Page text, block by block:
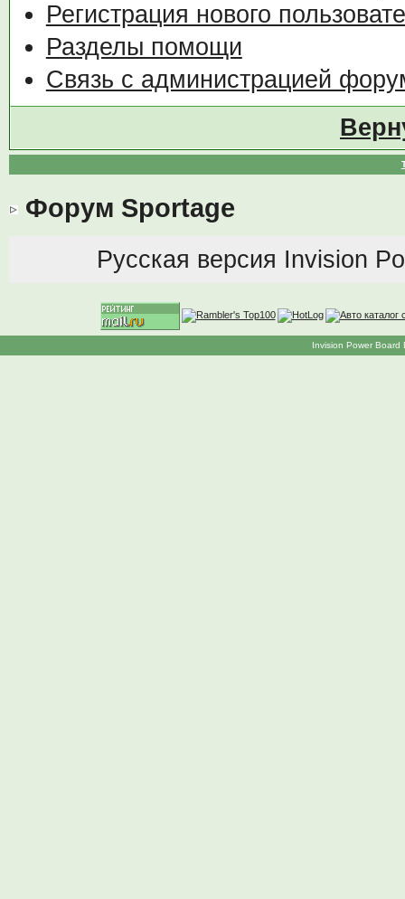
Регистрация нового
Разделы помощи
Связь с администрацией
Форум Sportage
Русская версия Invision
Invision Power